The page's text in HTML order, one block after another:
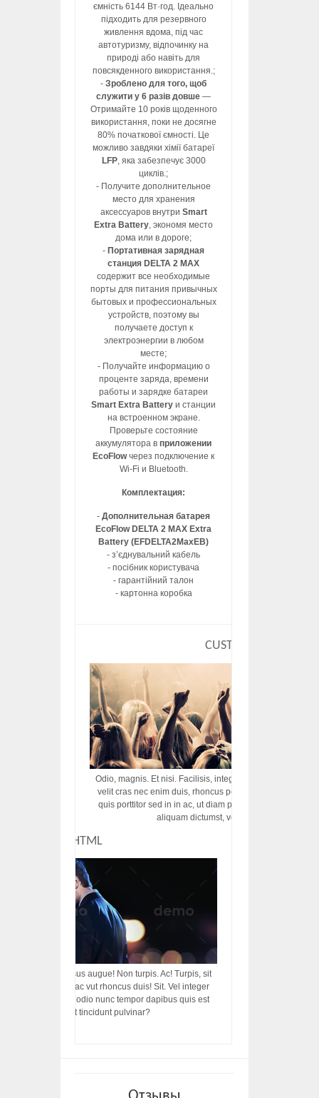
ємність 6144 Вт·год. Ідеально
підходить для резервного
живлення вдома, під час
автотуризму, відпочинку на
природі або навіть для
повсякденного використання.;
-Зроблено для того, щоб
служити у 6 разів довше —
Отримайте 10 років щоденного
використання, поки не досягне
80% початкової ємності. Це
можливо завдяки хімії батареї
LFP, яка забезпечує 3000
циклів.;
- Получите дополнительное
место для хранения
аксессуаров внутри Smart
Extra Battery, экономя место
дома или в дороге;
- Портативная зарядная
станция DELTA 2 MAX
содержит все необходимые
порты для питания привычных
бытовых и профессиональных
устройств, поэтому вы
получаете доступ к
электроэнергии в любом
месте;
- Получайте информацию о
проценте заряда, времени
работы и зарядке батареи
Smart Extra Battery и станции
на встроенном экране.
Проверьте состояние
аккумулятора вприложении
EcoFlowчерез подключение к
Wi-Fi и Bluetooth.
Комплектация:
-Дополнительная батарея
EcoFlow DELTA 2 MAX Extra
Battery (EFDELTA2MaxEB)
- з’єднувальний кабель
- посібник користувача
- гарантійний талон
- картонна коробка
CUSTOM HTML
Odio, magnis. Et nisi. Facilisis, integer! Risus augue! Non
velit cras nec enim duis, rhoncus porttitor ac vut rhoncus
quis porttitor sed in in ac, ut diam porttitor odio nunc
aliquam dictumst, vel amet tincidunt
CUSTOM HTML
integer! Risus augue! Non turpis. Ac! Turpis, sit
rhoncus porttitor ac vut rhoncus duis! Sit. Vel integer
ut diam porttitor odio nunc tempor dapibus quis est
dictumst, vel amet tincidunt pulvinar?